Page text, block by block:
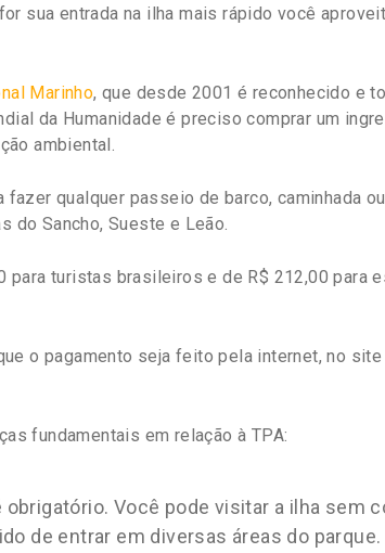
sua entrada na ilha mais rápido você
Marinho, que desde 2001 é reconhecido e
da Humanidade é preciso comprar um
ambiental.
qualquer passeio de barco, caminhada
do Sancho, Sueste e Leão.
para turistas brasileiros e de R$ 212,00 para
o pagamento seja feito pela internet, no site
fundamentais em relação à TPA:
obrigatório. Você pode visitar a ilha sem
de entrar em diversas áreas do